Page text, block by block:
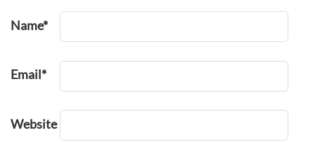
Name*
Email*
Website